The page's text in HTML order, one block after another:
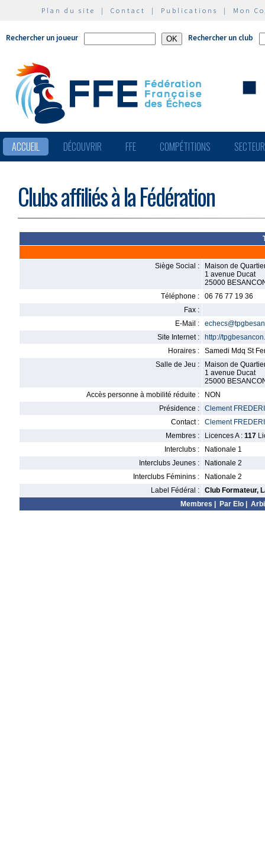
Plan du site | Contact | Publications | Mon
Rechercher un joueur Rechercher un club
ACCUEIL DÉCOUVRIR FFE COMPÉTITIONS
Clubs affiliés à la Fédération
Siège Social :
Maison de
1 avenue Ducat
25000
Téléphone :
06 76 77 19 36
Fax :
E-Mail :
Site Internet :
http://
Horaires :
Samedi Mdq St
Salle de Jeu :
Maison de
1 avenue Ducat
25000
Accès personne à mobilité réduite :
NON
Présidence :
Clement
Contact :
Clement
Membres :
Licences A : 117
Interclubs :
Nationale 1
Interclubs Jeunes :
Nationale 2
Interclubs Féminins :
Nationale 2
Label Fédéral :
Club Formateur,
Membres
Par Elo